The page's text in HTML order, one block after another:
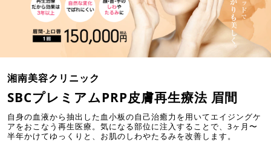
湘南美容クリニック
SBCプレミアムPRP皮膚再生療法 眉間
自身の血液から抽出した血小板の自己治癒力を用いてエイジングケ
アをおこなう再生医療。気になる部位に注入することで、3ヶ月〜
半年かけてゆっくりと、お肌のしわやたるみを改善します。